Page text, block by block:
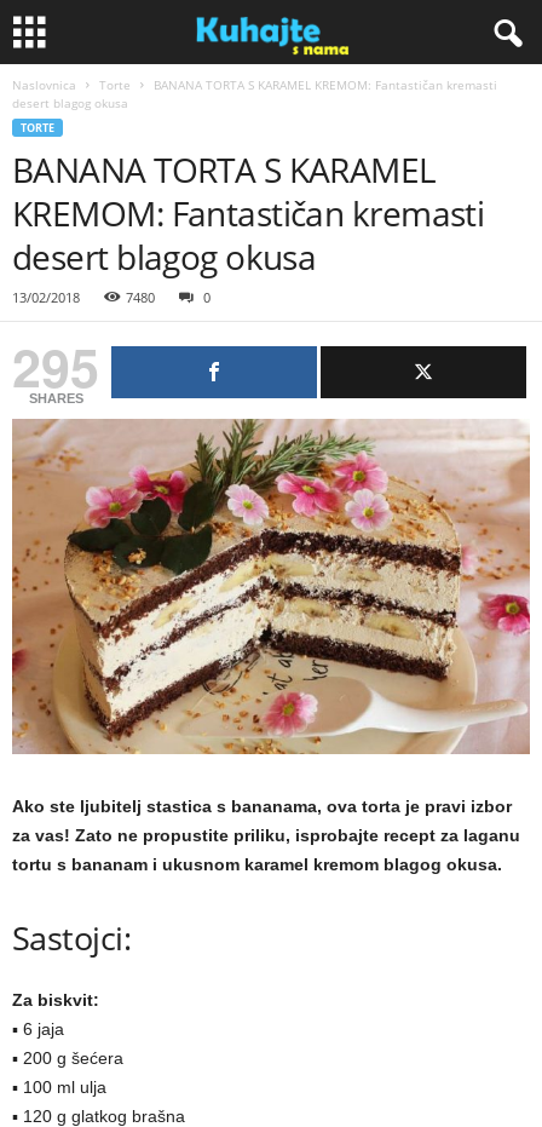
Naslovnica Torte
BANANA TORTA S KARAMEL KREMOM: Fantastičan kremasti
desert blagog okusa
TORTE
BANANA TORTA S KARAMEL
KREMOM: Fantastičan kremasti
desert blagog okusa
13/02/2018 7480 0
295
SHARES
Ako ste ljubitelj stastica s bananama, ova torta je pravi izbor
za vas! Zato ne propustite priliku, isprobajte recept za laganu
tortu s bananam i ukusnom karamel kremom blagog okusa.
Sastojci:
Za biskvit:
▪ 6 jaja
▪ 200 g šećera
▪ 100 ml ulja
▪ 120 g glatkog brašna